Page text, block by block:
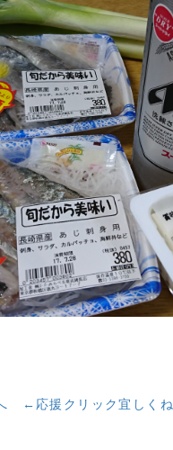
←応援クリック宜しくね